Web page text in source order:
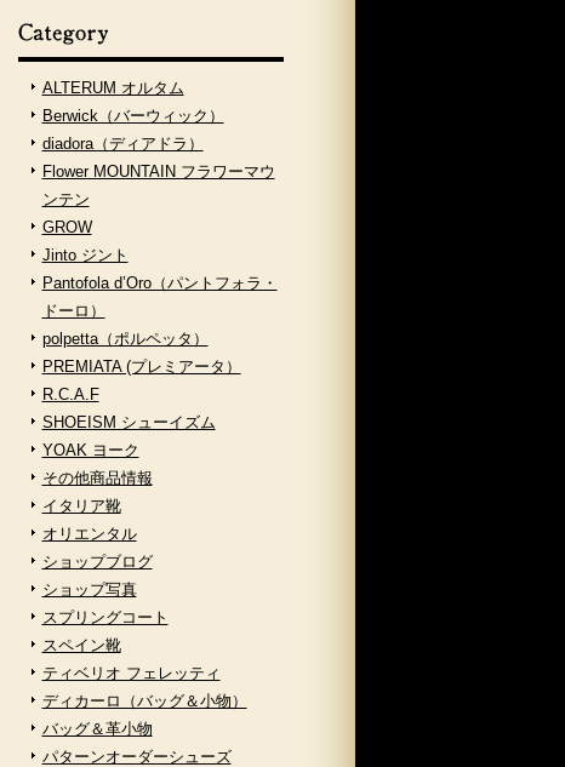
ALTERUM オルタム
Berwick（バーウィック）
diadora（ディアドラ）
Flower MOUNTAIN フラワーマウ
ンテン
GROW
Jinto ジント
Pantofola d’Oro（パントフォラ・
ドーロ）
polpetta（ポルペッタ）
PREMIATA (プレミアータ）
R.C.A.F
SHOEISM シューイズム
YOAK ヨーク
その他商品情報
イタリア靴
オリエンタル
ショップブログ
ショップ写真
スプリングコート
スペイン靴
ティベリオ フェレッティ
ディカーロ（バッグ＆小物）
バッグ＆革小物
パターンオーダーシューズ